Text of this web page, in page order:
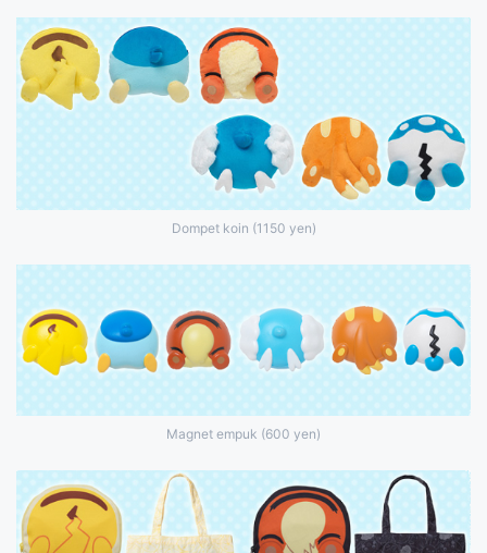
Dompet koin (1150 yen)
Magnet empuk (600 yen)